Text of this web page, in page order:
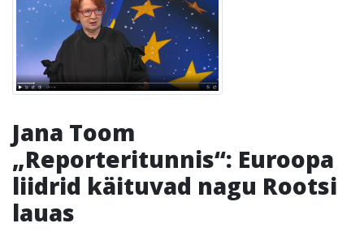
Jana Toom
„Reporteritunnis“: Euroopa
liidrid käituvad nagu Rootsi
lauas